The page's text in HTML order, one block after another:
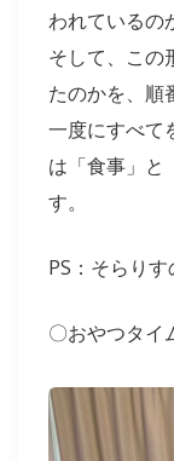
われているの
そして、この
たのかを、順
一度にすべて
は「食事」と
す。
PS：そらり
〇おやつタイ